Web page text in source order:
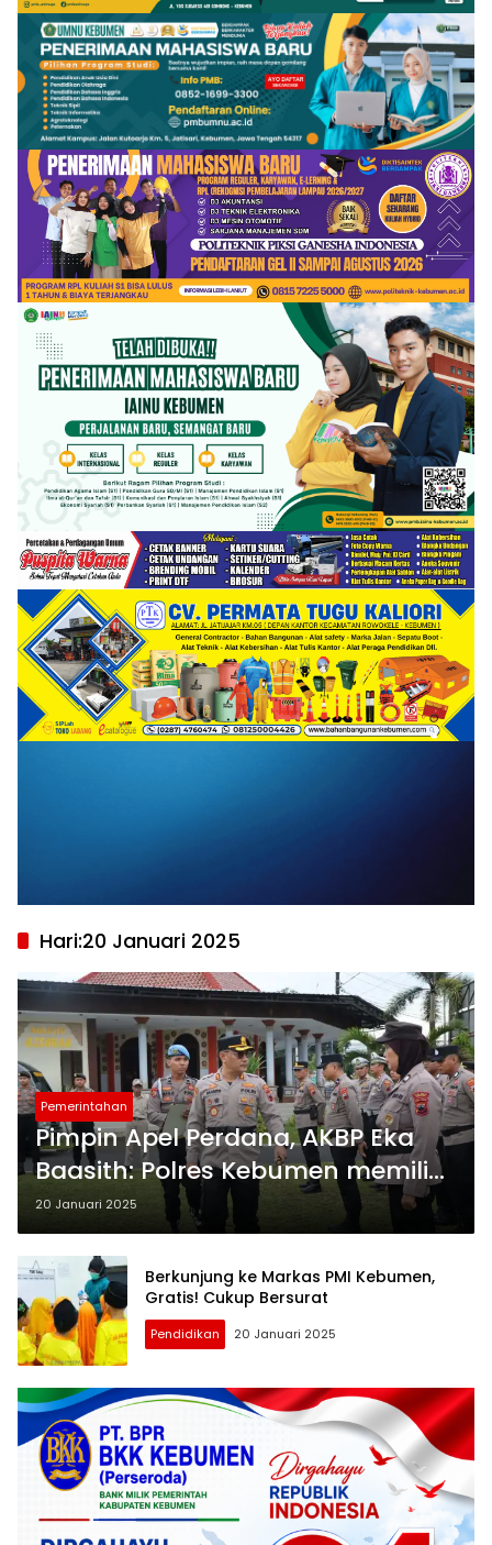
Hari:20 Januari 2025
Pemerintahan
Pimpin Apel Perdana, AKBP Eka
Baasith: Polres Kebumen memiliki
Tagline “Amanah”
20 Januari 2025
Berkunjung ke Markas PMI Kebumen,
Gratis! Cukup Bersurat
Pendidikan 20 Januari 2025